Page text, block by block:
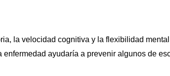
la velocidad cognitiva y la flexibilidad
ayudaría a prevenir algunos de